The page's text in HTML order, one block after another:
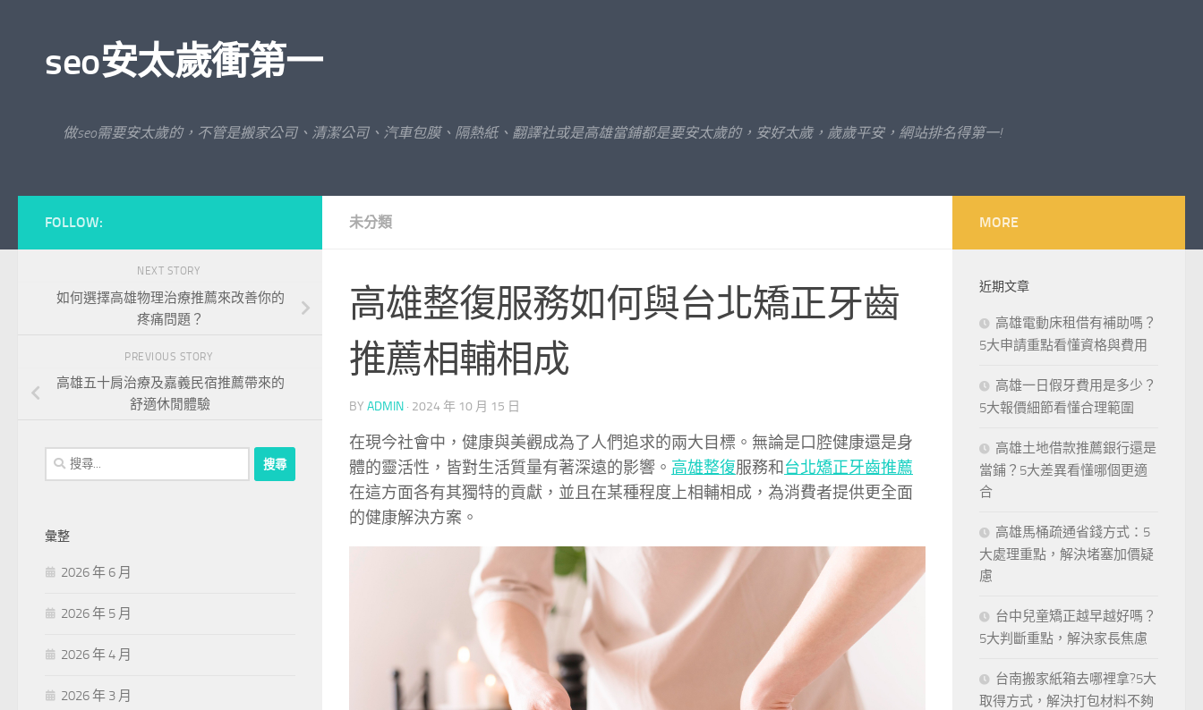
seo安太歲衝第一
做seo需要安太歲的，不管是搬家公司、清潔公司、汽車包膜、隔熱紙、翻譯社或是高雄當鋪都是要安太歲的，安好太歲，歲歲平安，網站排名得第一!
未分類
高雄整復服務如何與台北矯正牙齒
推薦相輔相成
BY ADMIN · 2024 年 10 月 15 日
在現今社會中，健康與美觀成為了人們追求的兩大目標。無論是口腔健康還是身
體的靈活性，皆對生活質量有著深遠的影響。 高雄整復服務和 台北矯正牙齒推薦
在這方面各有其獨特的貢獻，並且在某種程度上相輔相成，為消費者提供更全面
的健康解決方案。
FOLLOW:
NEXT STORY
如何選擇高雄物理治療推薦來改善你的
疼痛問題？
PREVIOUS STORY
高雄五十肩治療及嘉義民宿推薦帶來的
舒適休閒體驗
搜
尋
字:
彙整
2026 年 6 月
2026 年 5 月
2026 年 4 月
2026 年 3 月
MORE
近期文章
高雄電動床租借有補助嗎？
5大申請重點看懂資格與費用
高雄一日假牙費用是多少？
5大報價細節看懂合理範圍
高雄土地借款推薦銀行還是
當鋪？5大差異看懂哪個更適
合
高雄馬桶疏通省錢方式：5
大處理重點，解決堵塞加價疑
慮
台中兒童矯正越早越好嗎？
5大判斷重點，解決家長焦慮
台南搬家紙箱去哪裡拿?5大
取得方式，解決打包材料不夠